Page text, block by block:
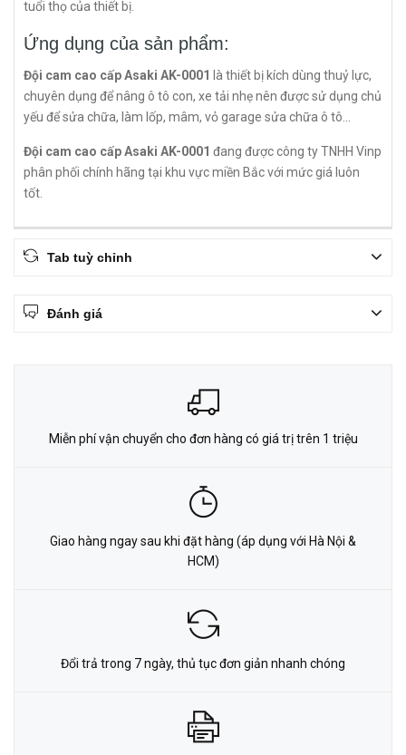
tuổi thọ của thiết bị.
Ứng dụng của sản phẩm:
Đội cam cao cấp Asaki AK-0001
là thiết bị kích dùng thuỷ lực,
chuyên dụng để nâng ô tô con, xe tải nhẹ nên được sử dụng chủ
yếu để sửa chữa, làm lốp, mâm, vỏ garage sửa chữa ô tô...
Đội cam cao cấp Asaki AK-0001 đang được công ty TNHH Vinp
phân phối chính hãng tại khu vực miền Bắc với mức giá luôn
tốt.
Tab tuỳ chỉnh
Đánh giá
Miễn phí vận chuyển cho đơn hàng có giá trị trên 1 triệu
Giao hàng ngay sau khi đặt hàng (áp dụng với Hà Nội &
HCM)
Đổi trả trong 7 ngày, thủ tục đơn giản nhanh chóng